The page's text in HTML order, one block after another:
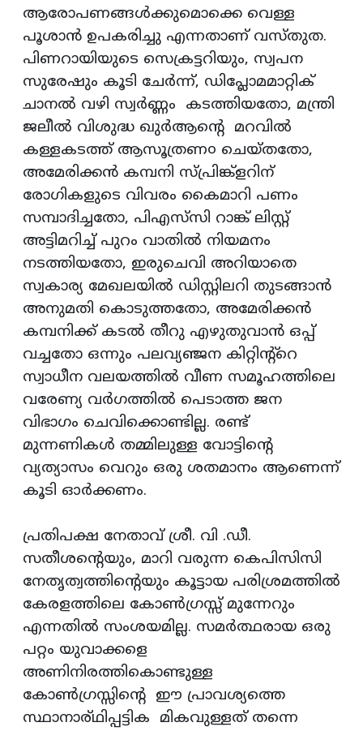
ആരോപണങ്ങള്‍ക്കുമൊക്കെ വെള്ള
പൂശാന്‍ ഉപകരിച്ചു എന്നതാണ് വസ്തുത.
പിണറായിയുടെ സെക്രട്ടറിയും, സ്വപന
സുരേഷും കൂടി ചേർന്ന്, ഡിപ്ലോമമാറ്റിക്
ചാനല്‍ വഴി സ്വർണ്ണം കടത്തിയതോ, മന്ത്രി
ജലീല്‍ വിശുദ്ധ ഖുർആന്റെ മറവില്‍
കള്ളകടത്ത് ആസൂത്രണ൦ ചെയ്തതോ,
അമേരിക്കന്‍ കമ്പനി സ്പ്രിങ്ക്ളറിന്
രോഗികളുടെ വിവരം കൈമാറി പണം
സമ്പാദിച്ചതോ, പി‌എസ്‌സി റാങ്ക് ലിസ്റ്റ്
അട്ടിമറിച്ച് പുറം വാതില്‍ നിയമനം
നടത്തിയതോ, ഇരുചെവി അറിയാതെ
സ്വകാര്യ മേഖലയില്‍ ഡിസ്റ്റിലറി തുടങ്ങാന്‍
അനുമതി കൊടുത്തതോ, അമേരിക്കന്‍
കമ്പനിക്ക് കടല്‍ തീറു എഴുതുവാന്‍ ഒപ്പ്
വച്ചതോ ഒന്നും പലവ്യഞ്ജന കിറ്റിന്റ്റെ
സ്വാധീന വലയത്തില്‍ വീണ സമൂഹത്തിലെ
വരേണ്യ വര്‍ഗത്തില്‍ പെടാത്ത ജന
വിഭാഗം ചെവിക്കൊണ്ടില്ല. രണ്ട്
മുന്നണികള്‍ തമ്മിലുള്ള വോട്ടിന്റെ
വ്യത്യാസം വെറും ഒരു ശതമാനം ആണെന്ന്
കൂടി ഓര്‍ക്കണം.
പ്രതിപക്ഷ നേതാവ് ശ്രീ. വി .ഡീ.
സതീശന്റെയും, മാറി വരുന്ന കെപിസിസി
നേതൃത്വത്തിന്റെയും കൂട്ടായ പരിശ്രമത്തില്‍
കേരളത്തിലെ കോണ്‍ഗ്രസ്സ് മുന്നേറും
എന്നതില്‍ സംശയമില്ല. സമര്‍ത്ഥരായ ഒരു
പറ്റം യുവാക്കളെ
അണിനിരത്തികൊണ്ടുള്ള
കോൺഗ്രസ്സിന്റെ ഈ പ്രാവശ്യത്തെ
സ്ഥാനാര്ഥിപ്പട്ടിക മികവുള്ളത് തന്നെ